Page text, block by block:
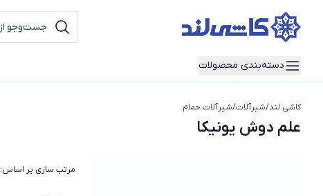
دسته‌بندی محصولات
کاشی لند/شیرآلات/شیرآلات حمام
علم دوش یونیکا
مرتب سازی بر اساس: